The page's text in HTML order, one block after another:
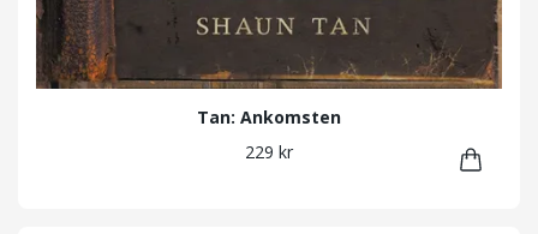
Tan: Ankomsten
229 kr